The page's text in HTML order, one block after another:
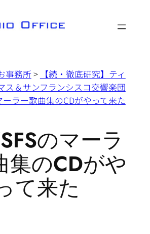
事務所 >
【続・徹底研究】ティ
ス＆サンフランシスコ交響楽団
ーラー歌曲集のCDがやって来た
のマーラ
集のCDがや
て来た